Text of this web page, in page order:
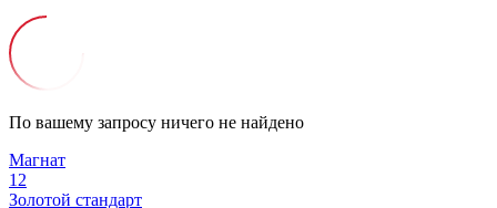
По вашему запросу ничего не найдено
Магнат
12
Золотой стандарт